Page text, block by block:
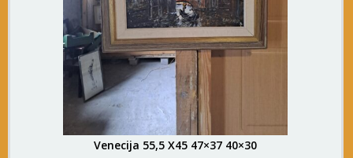
Venecija 55,5 X45 47×37 40×30